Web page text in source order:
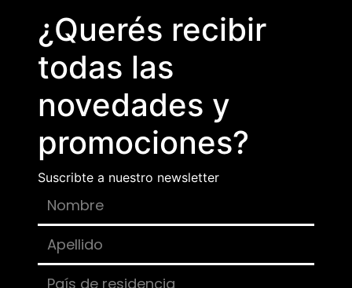
¿Querés recibir
todas las
novedades y
promociones?
Suscribte a nuestro newsletter